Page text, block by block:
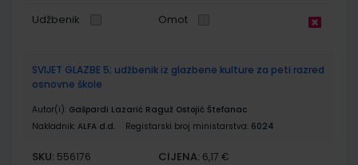
Udžbenik Omot
SVIJET GLAZBE 5; udžbenik iz glazbene kulture za peti razred
osnovne škole
Autor(i): Gašpardi Lazarić Raguž Ostojić Štefanac
Nakladnik: ALFA d.d. Registarski broj ministarstva: 6024
SKU: 556176 CIJENA: 6,17 €